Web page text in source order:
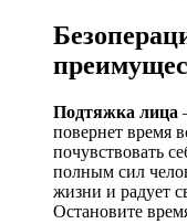
Подтяжка лица
повернет время
почувствовать
полным сил
жизни и радует
Остановите